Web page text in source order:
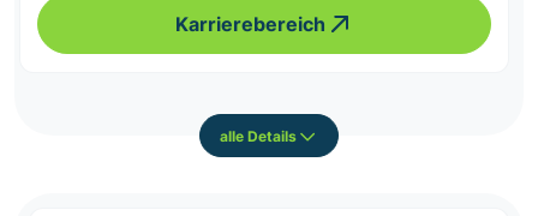
Karrierebereich
alle Details